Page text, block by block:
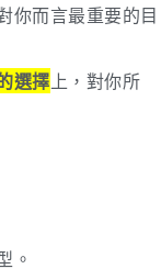
你而言最重要的目
選擇上，對你所
。